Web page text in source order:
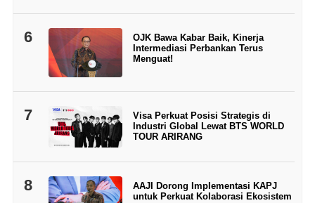
6
OJK Bawa Kabar Baik, Kinerja
Intermediasi Perbankan Terus
Menguat!
7
Visa Perkuat Posisi Strategis di
Industri Global Lewat BTS WORLD
TOUR ARIRANG
8
AAJI Dorong Implementasi KAPJ
untuk Perkuat Kolaborasi Ekosistem